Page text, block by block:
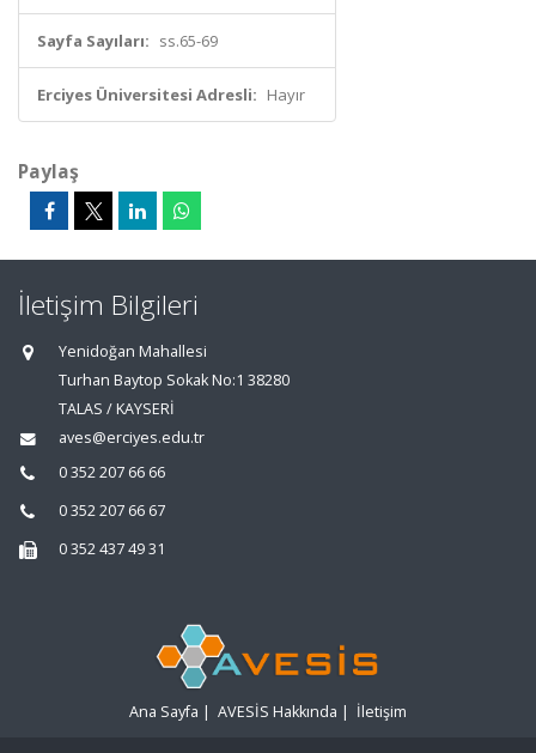
Sayfa Sayıları: ss.65-69
Erciyes Üniversitesi Adresli: Hayır
Paylaş
İletişim Bilgileri
Yenidoğan Mahallesi
Turhan Baytop Sokak No:1 38280
TALAS / KAYSERİ
aves@erciyes.edu.tr
0 352 207 66 66
0 352 207 66 67
0 352 437 49 31
Ana Sayfa | AVESİS Hakkında | İletişim